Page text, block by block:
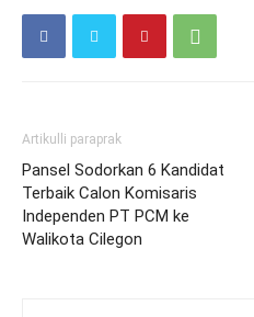
Artikulli paraprak
Pansel Sodorkan 6 Kandidat
Terbaik Calon Komisaris
Independen PT PCM ke
Walikota Cilegon